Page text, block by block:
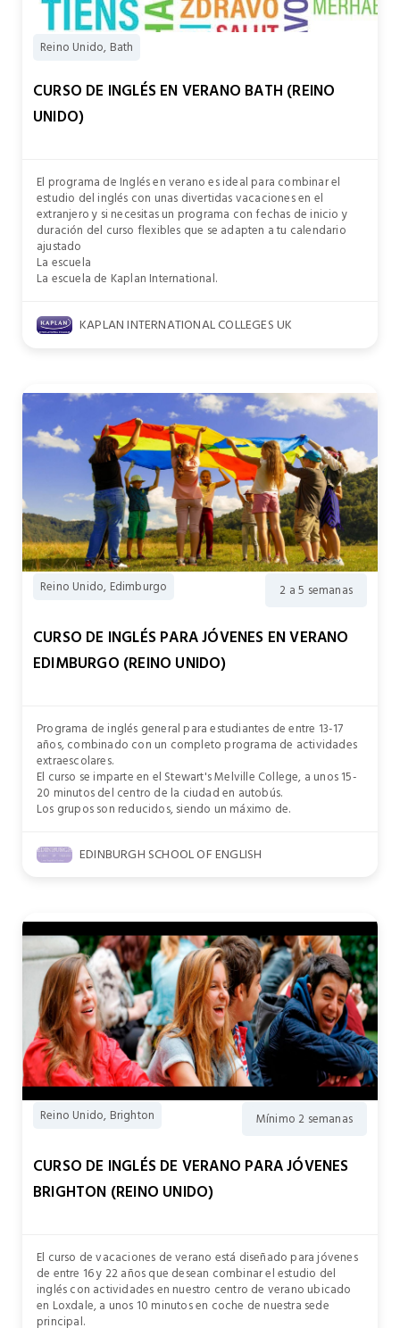
Reino Unido, Bath
CURSO DE INGLÉS EN VERANO BATH (REINO
UNIDO)
El programa de Inglés en verano es ideal para combinar el
estudio del inglés con unas divertidas vacaciones en el
extranjero y si necesitas un programa con fechas de inicio y
duración del curso flexibles que se adapten a tu calendario
ajustado
La escuela
La escuela de Kaplan International.
KAPLAN INTERNATIONAL COLLEGES UK
Reino Unido, Edimburgo 2 a 5 semanas
CURSO DE INGLÉS PARA JÓVENES EN VERANO
EDIMBURGO (REINO UNIDO)
Programa de inglés general para estudiantes de entre 13-17
años, combinado con un completo programa de actividades
extraescolares.
El curso se imparte en el Stewart's Melville College, a unos 15-
20 minutos del centro de la ciudad en autobús.
Los grupos son reducidos, siendo un máximo de.
EDINBURGH SCHOOL OF ENGLISH
Reino Unido, Brighton Mínimo 2 semanas
CURSO DE INGLÉS DE VERANO PARA JÓVENES
BRIGHTON (REINO UNIDO)
El curso de vacaciones de verano está diseñado para jóvenes
de entre 16 y 22 años que desean combinar el estudio del
inglés con actividades en nuestro centro de verano ubicado
en Loxdale, a unos 10 minutos en coche de nuestra sede
principal.